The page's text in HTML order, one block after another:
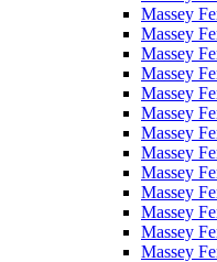
Massey
Massey
Massey
Massey
Massey
Massey
Massey
Massey
Massey
Massey
Massey
Massey
Massey